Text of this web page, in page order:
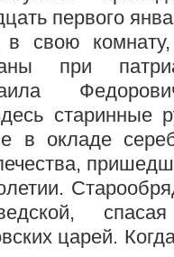
первого
свою комнату,
при
старинные
в окладе
царей.